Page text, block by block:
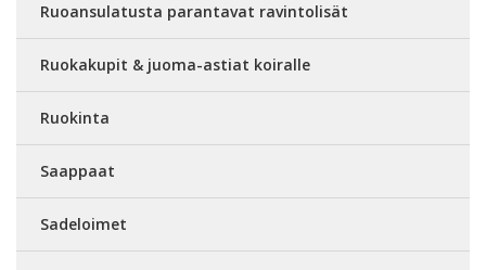
Ruoansulatusta parantavat ravintolisät
Ruokakupit & juoma-astiat koiralle
Ruokinta
Saappaat
Sadeloimet